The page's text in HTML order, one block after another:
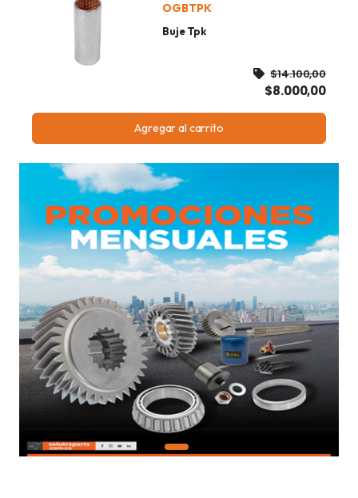
OGBTPK
Buje Tpk
$14.100,00
$8.000,00
Agregar al carrito